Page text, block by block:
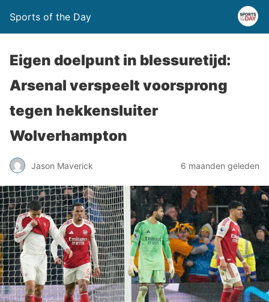
Sports of the Day
Eigen doelpunt in blessuretijd:
Arsenal verspeelt voorsprong
tegen hekkensluiter
Wolverhampton
Jason Maverick 6 maanden geleden